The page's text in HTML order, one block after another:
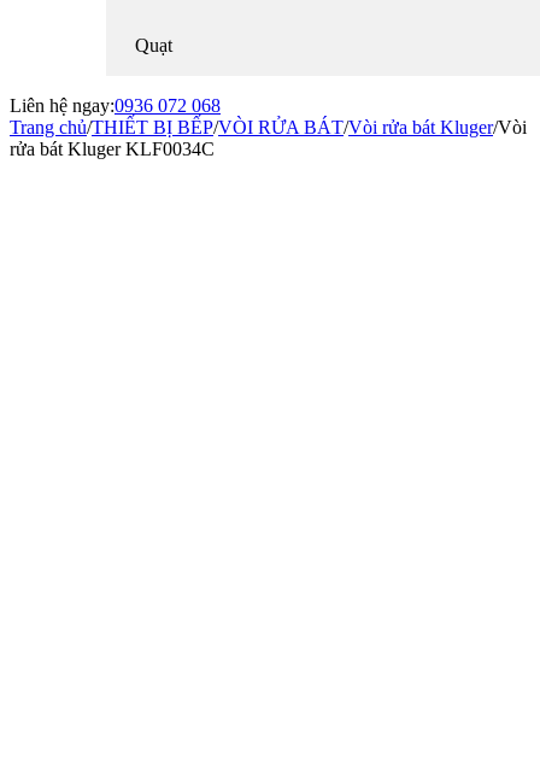
Quạt
Liên hệ ngay:0936 072 068
Trang chủ/THIẾT BỊ BẾP/VÒI RỬA BÁT/Vòi rửa bát Kluger/Vòi
rửa bát Kluger KLF0034C